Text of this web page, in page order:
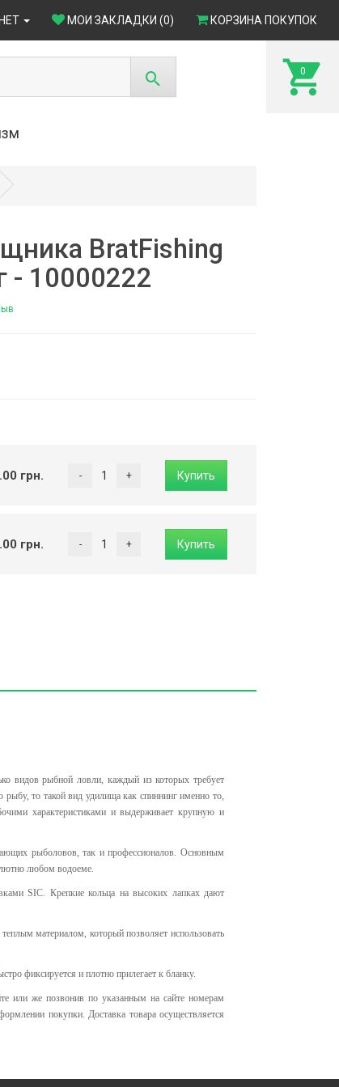
МОИ ЗАКЛАДКИ (0) КОРЗИНА ПОКУПОК
0
BratFishing
- 10000222
грн.
грн.
видов рыбной ловли, каждый из которых требует
то такой вид удилища как спиннинг именно то,
характеристиками и выдерживает крупную и
рыболовов, так и профессионалов. Основным
любом водоеме.
SIC. Крепкие кольца на высоких лапках дают
материалом, который позволяет использовать
фиксируется и плотно прилегает к бланку.
или же позвонив по указанным на сайте номерам
покупки. Доставка товара осуществляется